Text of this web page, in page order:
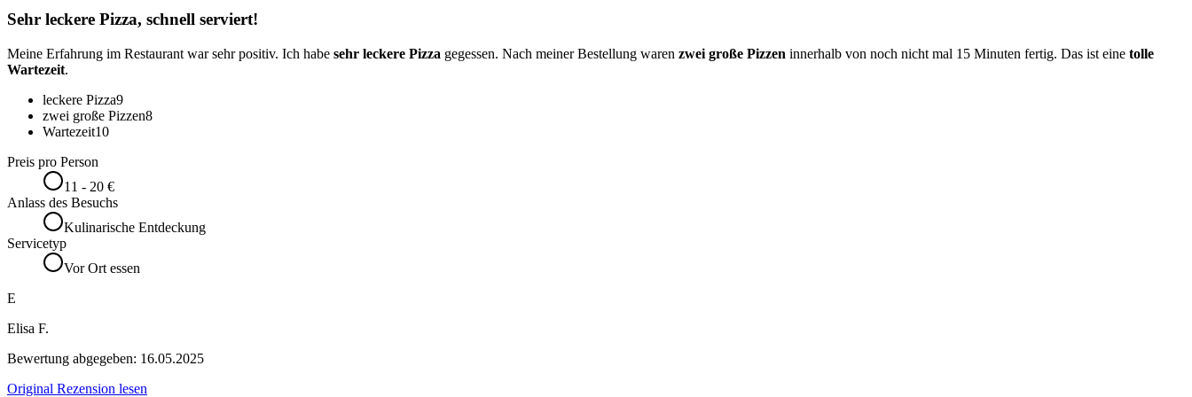
Sehr leckere Pizza, schnell serviert!
Meine Erfahrung im Restaurant war sehr positiv. Ich habe sehr leckere Pizza gegessen. Nach meiner Bestellung waren zwei große Pizzen innerhalb von noch nicht mal 15 Minuten fertig. Das ist eine tolle
Wartezeit.
leckere Pizza9
zwei große Pizzen8
Wartezeit10
Preis pro Person
11 - 20 €
Anlass des Besuchs
Kulinarische Entdeckung
Servicetyp
Vor Ort essen
E
Elisa F.
Bewertung abgegeben: 16.05.2025
Original Rezension lesen